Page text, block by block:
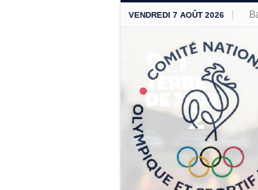
VENDREDI 7 AOÛT 2026